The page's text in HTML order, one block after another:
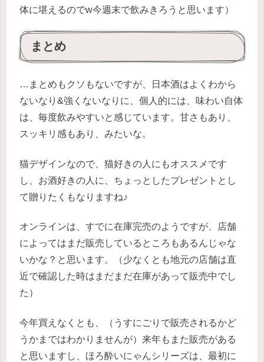
体に堪えるのでw今週末で飲みきろうと思います）
まとめ
…まとめもクソもないですが、日本酒はよくわから
ないなり&強くないなりに、個人的には、味わい自体
は、毎度飲みやすいと感じています。甘さもあり、
スッキリ感もあり、みたいな。
猫デザインなので、猫好きの人にもオススメです
し、お酒好きの人に、ちょっとしたプレゼントとし
て贈りたくもなりますね♪
オンラインは、すでに在庫完売のようですが、店舗
によってはまだ販売しているところもあるんじゃな
いかな？と思います。（少なくとも地元の店舗は直
近で確認した時はまだまだ在庫があって販売中でし
た）
今年買えなくとも、（うすにごりで販売されるかど
うかまではわかりませんが）来年もまた販売がある
と思いますし、ほろ酔いにゃんシリーズは、最初に